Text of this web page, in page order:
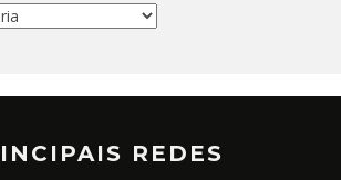
REDES